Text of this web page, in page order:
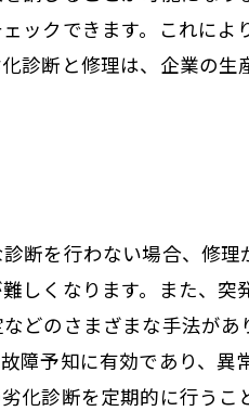
ックできます。これによ
診断と修理は、企業の生
断を行わない場合、修
しくなります。また、突
どのさまざまな手法があ
障予知に有効であり、異
化診断を定期的に行うこ